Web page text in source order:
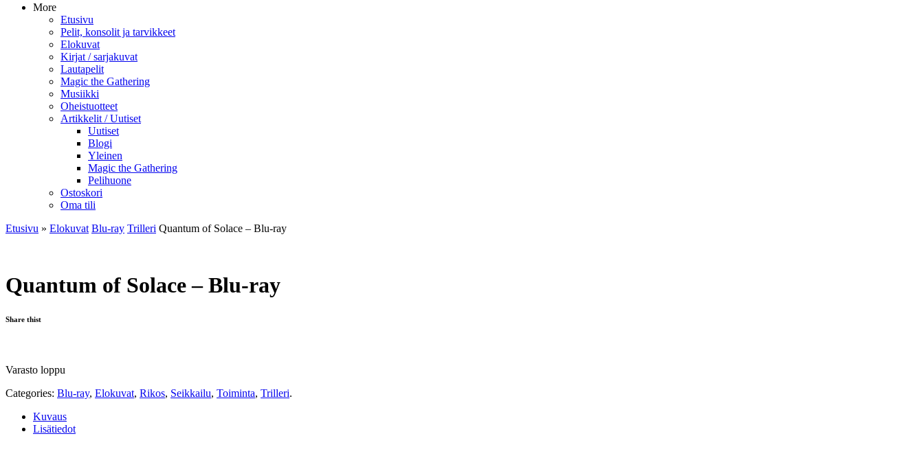
More
Etusivu
Pelit, konsolit ja tarvikkeet
Elokuvat
Kirjat / sarjakuvat
Lautapelit
Magic the Gathering
Musiikki
Oheistuotteet
Artikkelit / Uutiset
Uutiset
Blogi
Yleinen
Magic the Gathering
Pelihuone
Ostoskori
Oma tili
Etusivu » Elokuvat Blu-ray Trilleri Quantum of Solace – Blu-ray
Quantum of Solace – Blu-ray
Share thist
Varasto loppu
Categories: Blu-ray, Elokuvat, Rikos, Seikkailu, Toiminta, Trilleri.
Kuvaus
Lisätiedot